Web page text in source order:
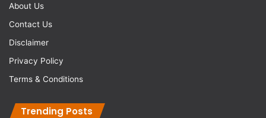
About Us
Contact Us
Disclaimer
Privacy Policy
Terms & Conditions
Trending Posts